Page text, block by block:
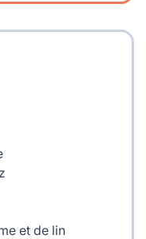
et de lin